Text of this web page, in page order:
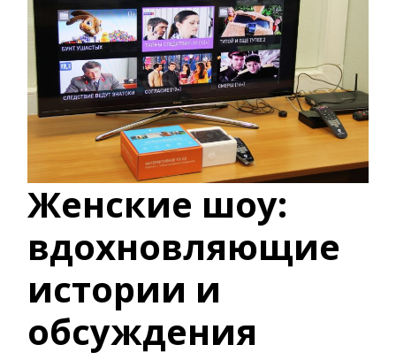
Женские шоу:
вдохновляющие
истории и
обсуждения